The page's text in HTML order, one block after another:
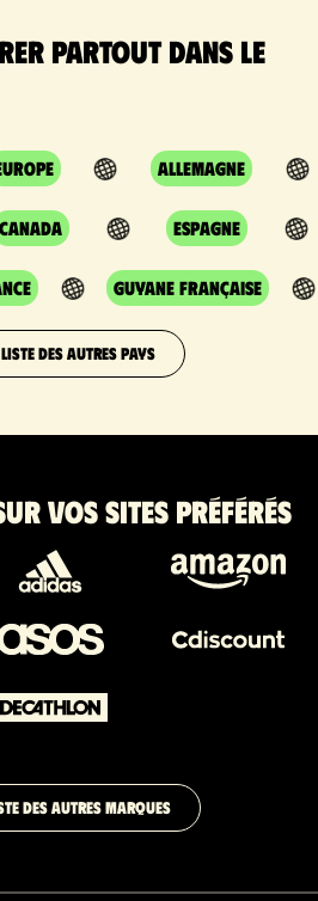
partout dans le
Allemagne
Canada Espagne
Guyane Française
DES AUTRES PAYS
vos sites préférés
DES AUTRES MARQUES